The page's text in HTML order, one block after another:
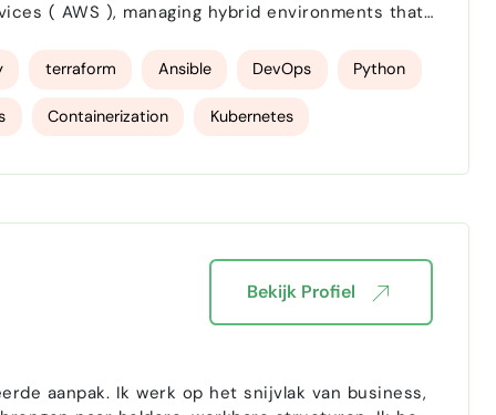
( AWS ), managing hybrid environments that
terraform Ansible DevOps Python
Containerization Kubernetes
aanpak. Ik werk op het snijvlak van business,
Bekijk Profiel